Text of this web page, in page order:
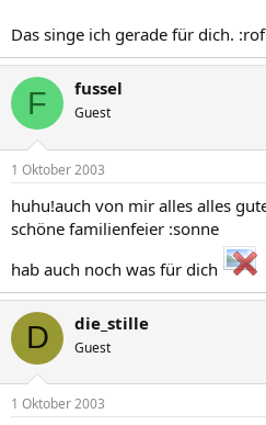
Das singe ich gerade für dich.
F fussel
Guest
1 Oktober 2003
huhu!auch von mir alles alles
schöne familienfeier :sonne
hab auch noch was für dich
D die_stille
Guest
1 Oktober 2003